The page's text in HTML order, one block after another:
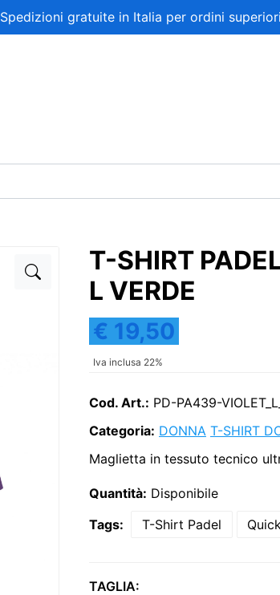
Spedizioni gratuite in Italia per ordini
T-SHIRT
L VERDE
€ 19,50
Iva inclusa 22%
Cod. Art.: PD-PA439-
Categoria: DONNA T-SHIRT
Maglietta in tessuto tecnico
Quantità: Disponibile
Tags:
T-Shirt Padel
TAGLIA: